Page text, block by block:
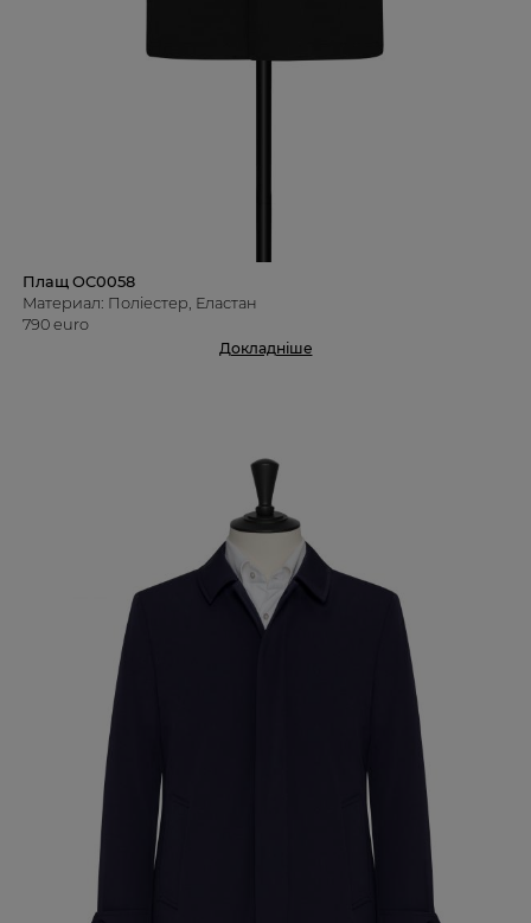
Плащ OC0058
Материал: Поліестер, Еластан
790 euro
Докладніше